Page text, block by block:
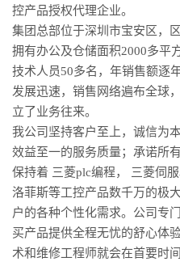
控产品授权代理企业。
集团总部位于深圳市宝安区，
拥有办公及仓储面积2000多平
技术人员50多名，年销售额逐
发展迅速，销售网络遍布全球
立了业务往来。
我公司坚持客户至上，诚信为
效益至一的服务质量；承诺所
保持着 三菱plc编程， 三菱伺
洛菲斯等工控产品数千万的极
户的各种个性化需求。公司专
买产品提供全程无忧的舒心体
术和维修工程师就会在首要时